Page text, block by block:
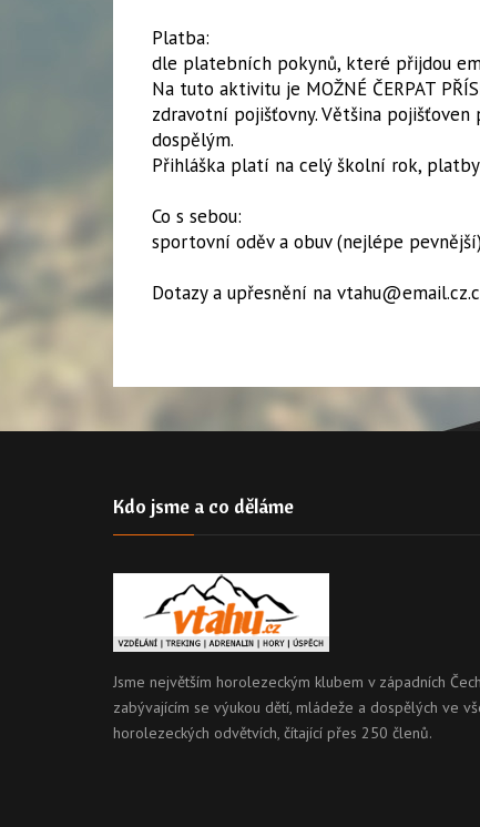
Platba:
dle platebních pokynů, které přijdou
Na tuto aktivitu je MOŽNÉ ČERPAT
zdravotní pojišťovny. Většina
dospělým.
​Přihláška platí na celý školní rok,
Co s sebou:
sportovní oděv a obuv (nejlépe
Dotazy a upřesnění na
Kdo jsme a co děláme
Jsme největším horolezeckým klubem v západních
zabývajícím se výukou dětí, mládeže a dospělých ve
horolezeckých odvětvích, čítající přes 250 členů.